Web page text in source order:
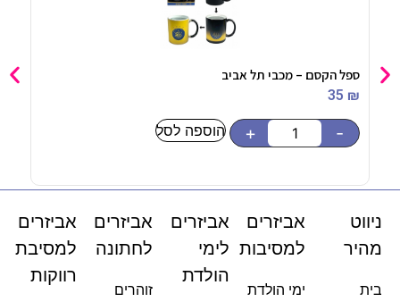
ספל הקסם – מכבי תל אביב
35 ₪
-
+ הוספה לסל
בלון
ניווט
מהיר
בית
אביזרים
למסיבות
ימי הולדת
אביזרים
לימי
הולדת
אביזרים
לחתונה
זוהרים
אביזרים
למסיבת
רווקות